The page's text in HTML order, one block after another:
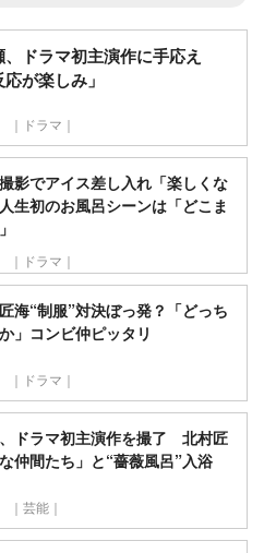
ドラマ初主演作に手応え
応が楽しみ」
｜ドラマ｜
影でアイス差し入れ「楽しくな
生初のお風呂シーンは「どこま
｜ドラマ｜
海“制服”対決ぼっ発？「どっち
」コンビ仲ピッタリ
｜ドラマ｜
ドラマ初主演作を撮了 北村匠
仲間たち」と“薔薇風呂”入浴
｜芸能｜